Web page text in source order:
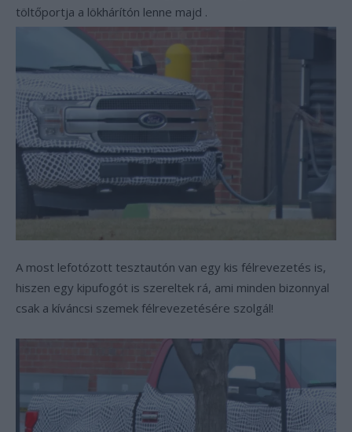
töltőportja a lökhárítón lenne majd .
A most lefotózott tesztautón van egy kis félrevezetés is,
hiszen egy kipufogót is szereltek rá, ami minden bizonnyal
csak a kíváncsi szemek félrevezetésére szolgál!